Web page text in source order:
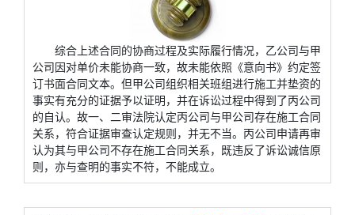
综合上述合同的协商过程及实际履行情况，乙公司与甲
公司因对单价未能协商一致，故未能依照《意向书》约定签
订书面合同文本。但甲公司组织相关班组进行施工并垫资的
事实有充分的证据予以证明，并在诉讼过程中得到了丙公司
的自认。故一、二审法院认定丙公司与甲公司存在施工合同
关系，符合证据审查认定规则，并无不当。丙公司申请再审
认为其与甲公司不存在施工合同关系，既违反了诉讼诚信原
则，亦与查明的事实不符，不能成立。